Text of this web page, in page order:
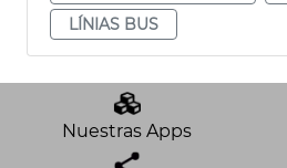
LÍNIAS BUS
Nuestras Apps